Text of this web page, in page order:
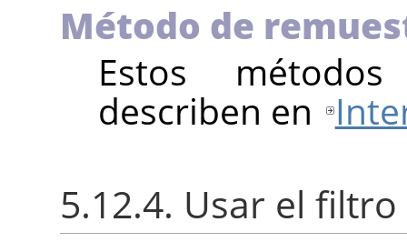
Método de
Estos
describen en
5.12.4. Usar el